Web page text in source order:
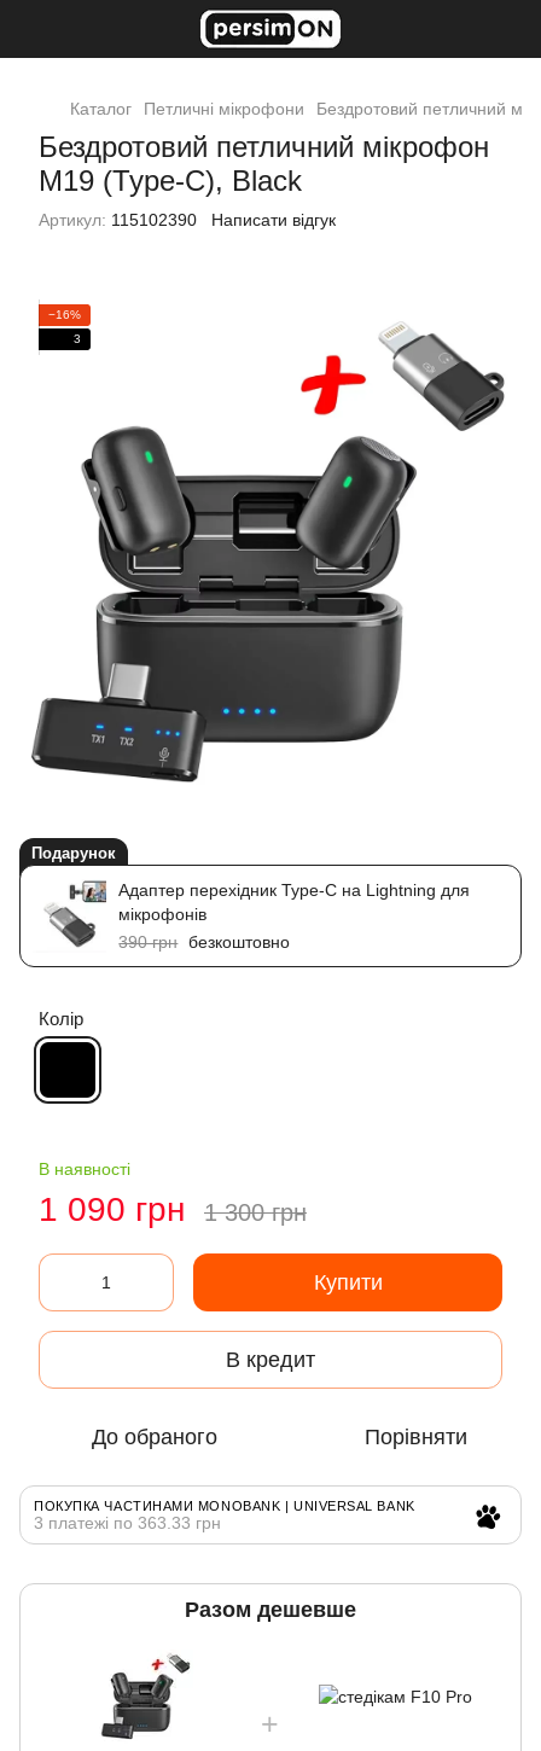
Каталог Петличні мікрофони Бездротовий петличний
Бездротовий петличний мікрофон
M19 (Type-C), Black
Артикул: 115102390 Написати відгук
−16%
3
Подарунок
Адаптер перехідник Type-C на Lightning для
мікрофонів
390 грн безкоштовно
Колір
В наявності
1 090 грн 1 300 грн
Купити
В кредит
До обраного Порівняти
ПОКУПКА ЧАСТИНАМИ MONOBANK | UNIVERSAL BANK
3 платежі по 363.33 грн
Разом дешевше